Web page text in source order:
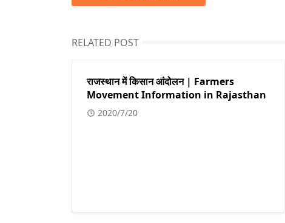
RELATED POST
राजस्थान में किसान आंदोलन | Farmers
Movement Information in Rajasthan
2020/7/20